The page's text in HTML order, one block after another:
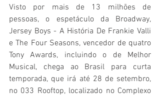
Visto por mais de 13 milhões de
pessoas, o espetáculo da Broadway,
Jersey Boys - A História De Frankie Valli
e The Four Seasons, vencedor de quatro
Tony Awards, incluindo o de Melhor
Musical, chega ao Brasil para curta
temporada, que irá até 28 de setembro,
no 033 Rooftop, localizado no Complexo